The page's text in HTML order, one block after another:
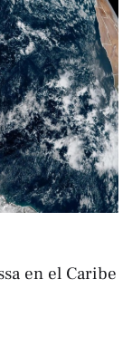
en el Caribe